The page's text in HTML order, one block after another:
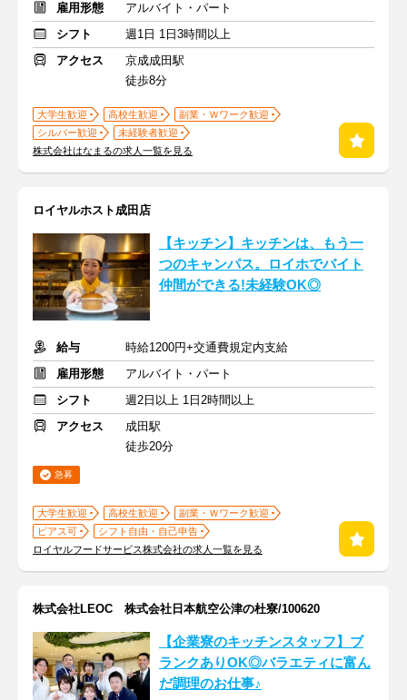
雇用形態
アルバイト・パート
シフト
週1日 1日3時間以上
アクセス
京成成田駅
徒歩8分
大学生歓迎 高校生歓迎
副業・Ｗワーク歓迎
シルバー歓迎
未経験者歓迎
株式会社はなまるの求人一覧を見る
ロイヤルホスト成田店
【キッチン】キッチンは、もう一
つのキャンパス。ロイホでバイト
仲間ができる!未経験OK◎
給与
時給1200円+交通費規定内支給
雇用形態
アルバイト・パート
シフト
週2日以上 1日2時間以上
アクセス
成田駅
徒歩20分
急募
大学生歓迎 高校生歓迎
副業・Ｗワーク歓迎
ピアス可
シフト自由・自己申告
ロイヤルフードサービス株式会社の求人一覧を見る
株式会社LEOC 株式会社日本航空公津の杜寮/100620
【企業寮のキッチンスタッフ】ブ
ランクありOK◎バラエティに富ん
だ調理のお仕事♪